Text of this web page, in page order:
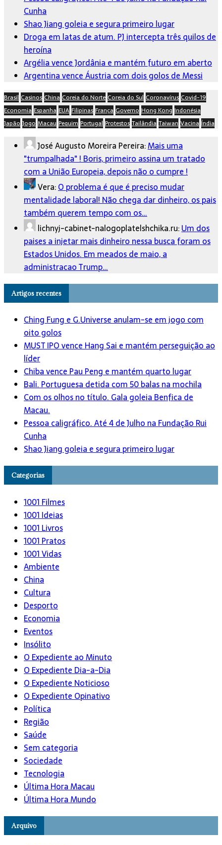
Cunha
Shao Jiang goleia e segura primeiro lugar
Droga em latas de atum. PJ intercepta três quilos de
heroína
Argélia vence Jordânia e mantém futuro em aberto
Argentina vence Áustria com dois golos de Messi
Brasil Casinos China Coreia do Norte Coreia do Sul Coronavírus Covid-19
Economia Espanha EUA Filipinas França Governo Hong Kong Indonésia
Japão Jogo Macau Pequim Portugal Protestos Tailândia Taiwan Vacina Índia
José Augusto Moreira Pereira:Mais uma
"trumpalhada" ! Boris, primeiro assina um tratado
com a União Europeia, depois não o cumpre !
Vera:O problema é que é preciso mudar
mentalidade laboral! Não chega dar dinheiro, os pais
também querem tempo com os…
lichnyj-cabinet-nalogoplatelshchika.ru:Um dos
paises a injetar mais dinheiro nessa busca foram os
Estados Unidos. Em meados de maio, a
administracao Trump…
Artigos recentes
Ching Fung e G.Universe anulam-se em jogo com
oito golos
MUST IPO vence Hang Sai e mantém perseguição ao
líder
Chiba vence Pau Peng e mantém quarto lugar
Bali. Portuguesa detida com 50 balas na mochila
Com os olhos no título. Gala goleia Benfica de
Macau.
Pessoa caligráfico. Até 4 de Julho na Fundação Rui
Cunha
Shao Jiang goleia e segura primeiro lugar
Categorias
1001 Filmes
1001 Ideias
1001 Livros
1001 Pratos
1001 Vidas
Ambiente
China
Cultura
Desporto
Economia
Eventos
Insólito
O Expediente ao Minuto
O Expediente Dia-a-Dia
O Expediente Noticioso
O Expediente Opinativo
Política
Região
Saúde
Sem categoria
Sociedade
Tecnologia
Última Hora Macau
Última Hora Mundo
Arquivo